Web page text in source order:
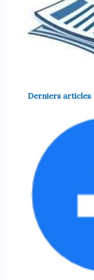
Derniers articles